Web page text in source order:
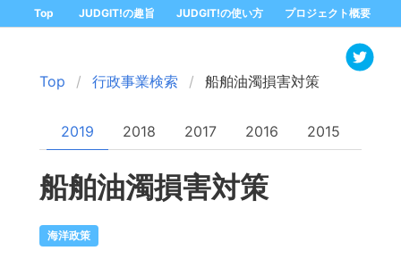
Top JUDGIT!の趣旨 JUDGIT!の使い方 プロジェクト概要
Top 行政事業検索 船舶油濁損害対策
2019 2018 2017 2016 2015
船舶油濁損害対策
海洋政策